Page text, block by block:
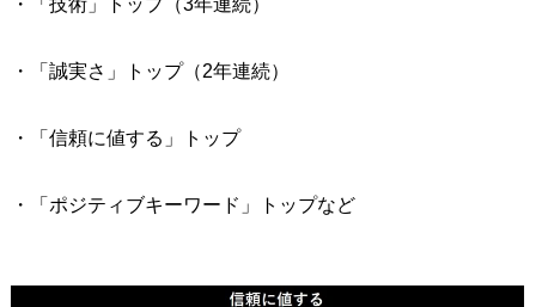
・「誠実さ」トップ（2年連続）
・「信頼に値する」トップ
・「ポジティブキーワード」トップなど